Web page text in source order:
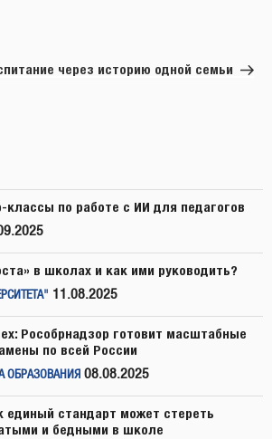
через историю одной семьи
по работе с ИИ для педагогов
в школах и как ими руководить?
11.08.2025
Рособрнадзор готовит масштабные
по всей России
ОБРАЗОВАНИЯ 08.08.2025
единый стандарт может стереть
и бедными в школе